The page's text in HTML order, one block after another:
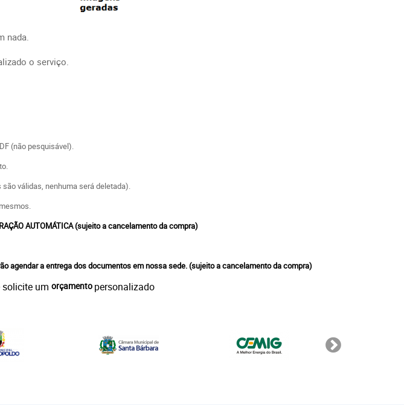
nada.
o serviço.
(não pesquisável).
válidas, nenhuma será deletada).
AUTOMÁTICA (sujeito a cancelamento da compra)
agendar a entrega dos documentos em nossa sede.(sujeito a cancelamento da compra)
solicite um orçamento personalizado